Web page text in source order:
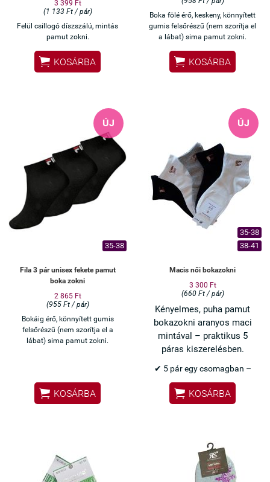
3 399 Ft
(1 133 Ft / pár)
Felül csillogó díszszálú, mintás
pamut zokni.
 KOSÁRBA
Boka fölé érő, keskeny, könnyített
gumis felsőrészű (nem szorítja el
a lábat) sima pamut zokni.
 KOSÁRBA
ÚJ
35-38
Fila 3 pár unisex fekete pamut
boka zokni
2 865 Ft
(955 Ft / pár)
Bokáig érő, könnyített gumis
felsőrészű (nem szorítja el a
lábat) sima pamut zokni.
 KOSÁRBA
ÚJ
35-38
38-41
Macis női bokazokni
3 300 Ft
(660 Ft / pár)
Kényelmes, puha pamut
bokazokni aranyos maci
mintával – praktikus 5
páras kiszerelésben.
✔ 5 pár egy csomagban –
kedvező választás
✔ Hímzett maci minta –
szellőzik
✔ Bokáig érő fazon – ideális
mindennapokra
 KOSÁRBA